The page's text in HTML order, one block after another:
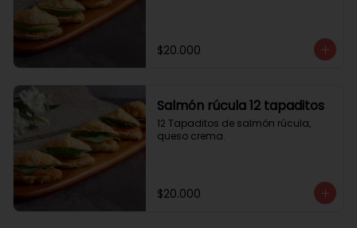
$20.000
Salmón rúcula 12 tapaditos
12 Tapaditos de salmón rúcula,
queso crema.
$20.000